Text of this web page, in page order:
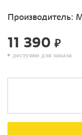
Производитель:
11 390 ₽
доступно для заказа